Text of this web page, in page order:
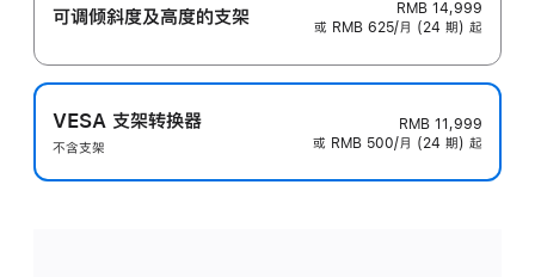
可调倾斜度及高‍度的支‍架
RMB 14,999
或 RMB 625/月 (24 期) 起
VESA 支架转换器
不含支架
RMB 11,999
或 RMB 500/月 (24 期) 起